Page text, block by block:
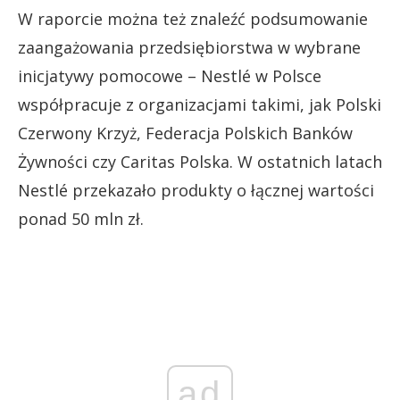
W raporcie można też znaleźć podsumowanie
zaangażowania przedsiębiorstwa w wybrane
inicjatywy pomocowe – Nestlé w Polsce
współpracuje z organizacjami takimi, jak Polski
Czerwony Krzyż, Federacja Polskich Banków
Żywności czy Caritas Polska. W ostatnich latach
Nestlé przekazało produkty o łącznej wartości
ponad 50 mln zł.